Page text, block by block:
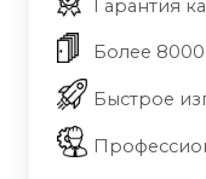
Гарантия
Более
Быстрое